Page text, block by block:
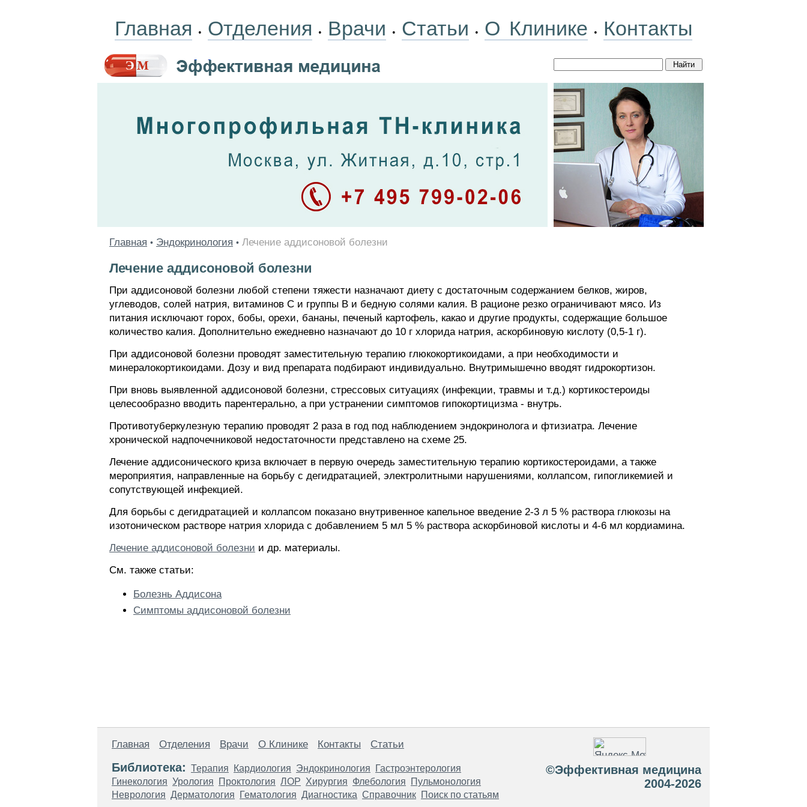
Главная • Отделения • Врачи • Статьи • О Клинике • Контакты
Главная • Эндокринология • Лечение аддисоновой болезни
Лечение аддисоновой болезни
При аддисоновой болезни любой степени тяжести назначают диету с достаточным содержанием белков, жиров,
углеводов, солей натрия, витаминов С и группы В и бедную солями калия. В рационе резко ограничивают мясо. Из
питания исключают горох, бобы, орехи, бананы, печеный картофель, какао и другие продукты, содержащие большое
количество калия. Дополнительно ежедневно назначают до 10 г хлорида натрия, аскорбиновую кислоту (0,5-1 г).
При аддисоновой болезни проводят заместительную терапию глюкокортикоидами, а при необходимости и
минералокортикоидами. Дозу и вид препарата подбирают индивидуально. Внутримышечно вводят гидрокортизон.
При вновь выявленной аддисоновой болезни, стрессовых ситуациях (инфекции, травмы и т.д.) кортикостероиды
целесообразно вводить парентерально, а при устранении симптомов гипокортицизма - внутрь.
Противотуберкулезную терапию проводят 2 раза в год под наблюдением эндокринолога и фтизиатра. Лечение
хронической надпочечниковой недостаточности представлено на схеме 25.
Лечение аддисонического криза включает в первую очередь заместительную терапию кортикостероидами, а также
мероприятия, направленные на борьбу с дегидратацией, электролитными нарушениями, коллапсом, гипогликемией и
сопутствующей инфекцией.
Для борьбы с дегидратацией и коллапсом показано внутривенное капельное введение 2-3 л 5 % раствора глюкозы на
изотоническом растворе натрия хлорида с добавлением 5 мл 5 % раствора аскорбиновой кислоты и 4-6 мл кордиамина.
Лечение аддисоновой болезни и др. материалы.
См. также статьи:
Болезнь Аддисона
Симптомы аддисоновой болезни
Главная Отделения Врачи О Клинике Контакты Статьи
Библиотека: Терапия Кардиология Эндокринология
Гастроэнтерология
Гинекология Урология Проктология ЛОР Хирургия Флебология
Пульмонология
Неврология Дерматология Гематология Диагностика Справочник Поиск по статьям
©Эффективная медицина
2004-2026